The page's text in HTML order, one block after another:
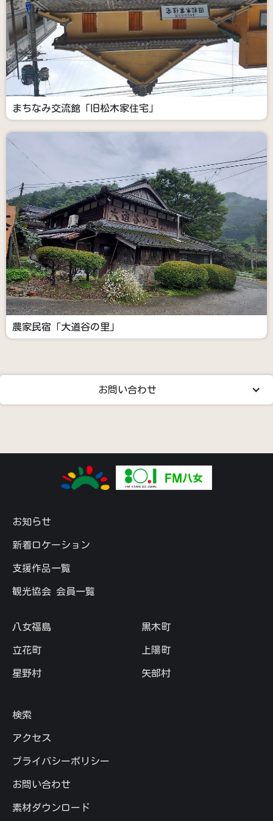
まちなみ交流館「旧松木家住宅」
農家民宿「大道谷の里」
お問い合わせ
お知らせ
新着ロケーション
支援作品一覧
観光協会 会員一覧
八女福島 黒木町
立花町 上陽町
星野村 矢部村
検索
アクセス
プライバシーポリシー
お問い合わせ
素材ダウンロード